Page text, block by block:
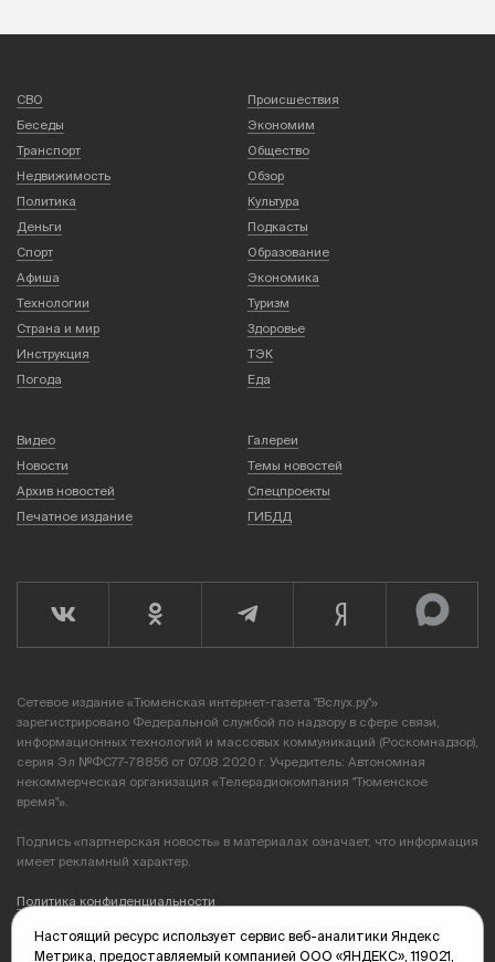
СВО
Происшествия
Беседы
Экономим
Транспорт
Общество
Недвижимость
Обзор
Политика
Культура
Деньги
Подкасты
Спорт
Образование
Афиша
Экономика
Технологии
Туризм
Страна и мир
Здоровье
Инструкция
ТЭК
Погода
Еда
Видео
Галереи
Новости
Темы новостей
Архив новостей
Спецпроекты
Печатное издание
ГИБДД
Сетевое издание «Тюменская интернет-газета "Вслух.ру"»
зарегистрировано Федеральной службой по надзору в сфере связи,
информационных технологий и массовых коммуникаций (Роскомнадзор),
серия Эл №ФС77-78856 от 07.08.2020 г. Учредитель: Автономная
некоммерческая организация «Телерадиокомпания "Тюменское
время"».
Подпись «партнерская новость» в материалах означает, что информация
имеет рекламный характер.
Политика конфиденциальности
Редакция: 625035, Тюмень, пр. Геологоразведчиков, 28А
Настоящий ресурс использует сервис веб-аналитики Яндекс
Метрика, предоставляемый компанией ООО «ЯНДЕКС», 119021,